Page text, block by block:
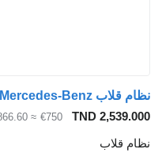
TND 2,539.000
€750
≈ $866.60
نظام قلاب